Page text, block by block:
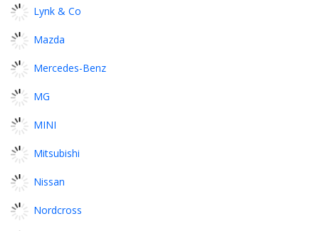
Lynk & Co
Mazda
Mercedes-Benz
MG
MINI
Mitsubishi
Nissan
Nordcross